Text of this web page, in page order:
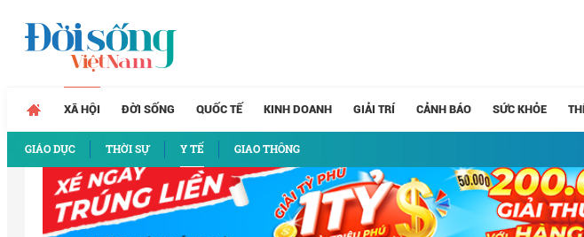
XÃ HỘI
GIÁO DỤC THỜI SỰ Y TẾ GIAO THÔNG
ĐỜI SỐNG QUỐC TẾ KINH DOANH GIẢI TRÍ CẢNH BÁO SỨC KHỎE